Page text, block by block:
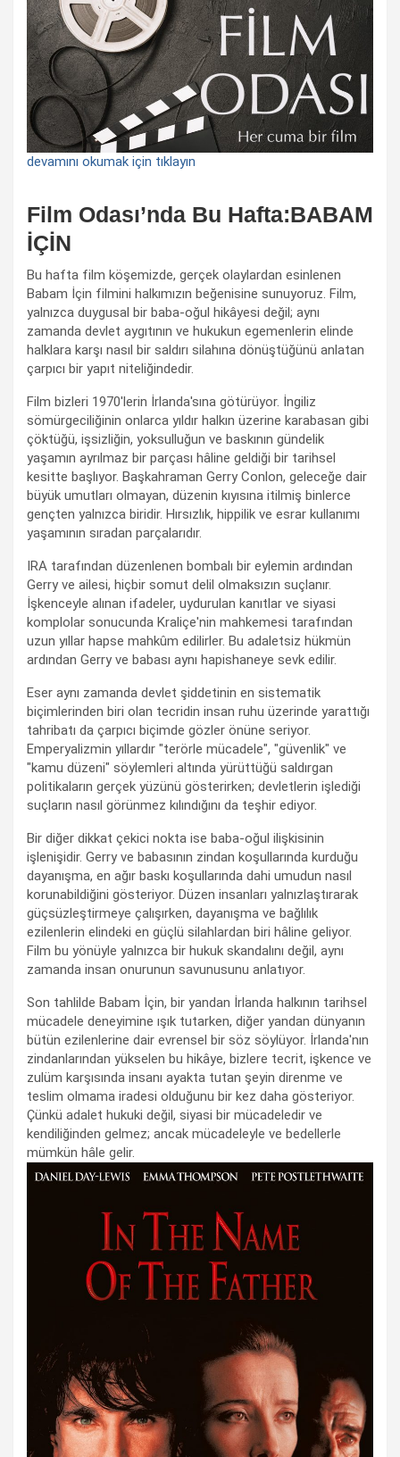
devamını okumak için tıklayın
Film Odası’nda Bu Hafta:BABAM
İÇİN
Bu hafta film köşemizde, gerçek olaylardan esinlenen
Babam İçin filmini halkımızın beğenisine sunuyoruz. Film,
yalnızca duygusal bir baba-oğul hikâyesi değil; aynı
zamanda devlet aygıtının ve hukukun egemenlerin elinde
halklara karşı nasıl bir saldırı silahına dönüştüğünü anlatan
çarpıcı bir yapıt niteliğindedir.
Film bizleri 1970'lerin İrlanda'sına götürüyor. İngiliz
sömürgeciliğinin onlarca yıldır halkın üzerine karabasan gibi
çöktüğü, işsizliğin, yoksulluğun ve baskının gündelik
yaşamın ayrılmaz bir parçası hâline geldiği bir tarihsel
kesitte başlıyor. Başkahraman Gerry Conlon, geleceğe dair
büyük umutları olmayan, düzenin kıyısına itilmiş binlerce
gençten yalnızca biridir. Hırsızlık, hippilik ve esrar kullanımı
yaşamının sıradan parçalarıdır.
IRA tarafından düzenlenen bombalı bir eylemin ardından
Gerry ve ailesi, hiçbir somut delil olmaksızın suçlanır.
İşkenceyle alınan ifadeler, uydurulan kanıtlar ve siyasi
komplolar sonucunda Kraliçe'nin mahkemesi tarafından
uzun yıllar hapse mahkûm edilirler. Bu adaletsiz hükmün
ardından Gerry ve babası aynı hapishaneye sevk edilir.
Eser aynı zamanda devlet şiddetinin en sistematik
biçimlerinden biri olan tecridin insan ruhu üzerinde yarattığı
tahribatı da çarpıcı biçimde gözler önüne seriyor.
Emperyalizmin yıllardır "terörle mücadele", "güvenlik" ve
"kamu düzeni" söylemleri altında yürüttüğü saldırgan
politikaların gerçek yüzünü gösterirken; devletlerin işlediği
suçların nasıl görünmez kılındığını da teşhir ediyor.
Bir diğer dikkat çekici nokta ise baba-oğul ilişkisinin
işlenişidir. Gerry ve babasının zindan koşullarında kurduğu
dayanışma, en ağır baskı koşullarında dahi umudun nasıl
korunabildiğini gösteriyor. Düzen insanları yalnızlaştırarak
güçsüzleştirmeye çalışırken, dayanışma ve bağlılık
ezilenlerin elindeki en güçlü silahlardan biri hâline geliyor.
Film bu yönüyle yalnızca bir hukuk skandalını değil, aynı
zamanda insan onurunun savunusunu anlatıyor.
Son tahlilde Babam İçin, bir yandan İrlanda halkının tarihsel
mücadele deneyimine ışık tutarken, diğer yandan dünyanın
bütün ezilenlerine dair evrensel bir söz söylüyor. İrlanda'nın
zindanlarından yükselen bu hikâye, bizlere tecrit, işkence ve
zulüm karşısında insanı ayakta tutan şeyin direnme ve
teslim olmama iradesi olduğunu bir kez daha gösteriyor.
Çünkü adalet hukuki değil, siyasi bir mücadeledir ve
kendiliğinden gelmez; ancak mücadeleyle ve bedellerle
mümkün hâle gelir.